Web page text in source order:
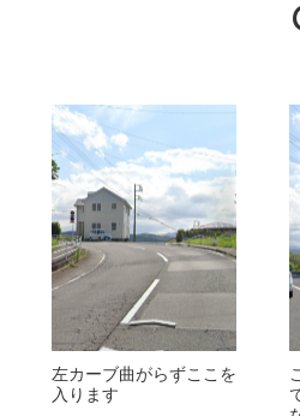
左カーブ曲がらずここを
入ります